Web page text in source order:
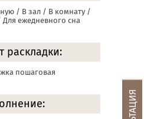
/ В зал / В комнату /
ежедневного сна
раскладки:
пошаговая